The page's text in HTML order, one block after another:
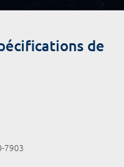
de
7903